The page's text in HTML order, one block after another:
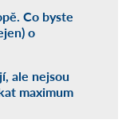
Co byste
o
ale nejsou
maximum